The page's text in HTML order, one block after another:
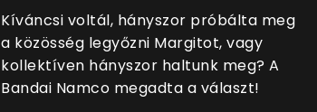
Kíváncsi voltál, hányszor próbálta meg
a közösség legyőzni Margitot, vagy
kollektíven hányszor haltunk meg? A
Bandai Namco megadta a választ!